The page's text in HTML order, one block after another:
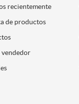
recientemente
de productos
vendedor